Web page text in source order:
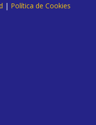
| Política de Cookies